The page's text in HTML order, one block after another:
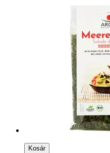
Kosár